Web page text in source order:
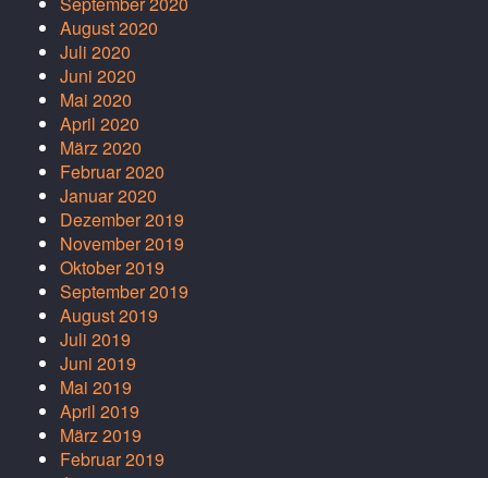
August 2020
Juli 2020
Juni 2020
Mai 2020
April 2020
März 2020
Februar 2020
Januar 2020
Dezember 2019
November 2019
Oktober 2019
September 2019
August 2019
Juli 2019
Juni 2019
Mai 2019
April 2019
März 2019
Februar 2019